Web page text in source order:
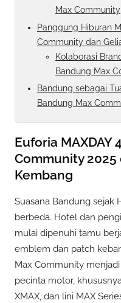
Max Community
Panggung Hiburan
Community dan
Kolaborasi
Bandung Max
Bandung sebagai
Bandung Max
Euforia MAXDAY
Community
Kembang
Suasana Bandung sejak
berbeda. Hotel dan
mulai dipenuhi tamu
emblem dan patch
Max Community
pecinta motor,
XMAX, dan lini MAX